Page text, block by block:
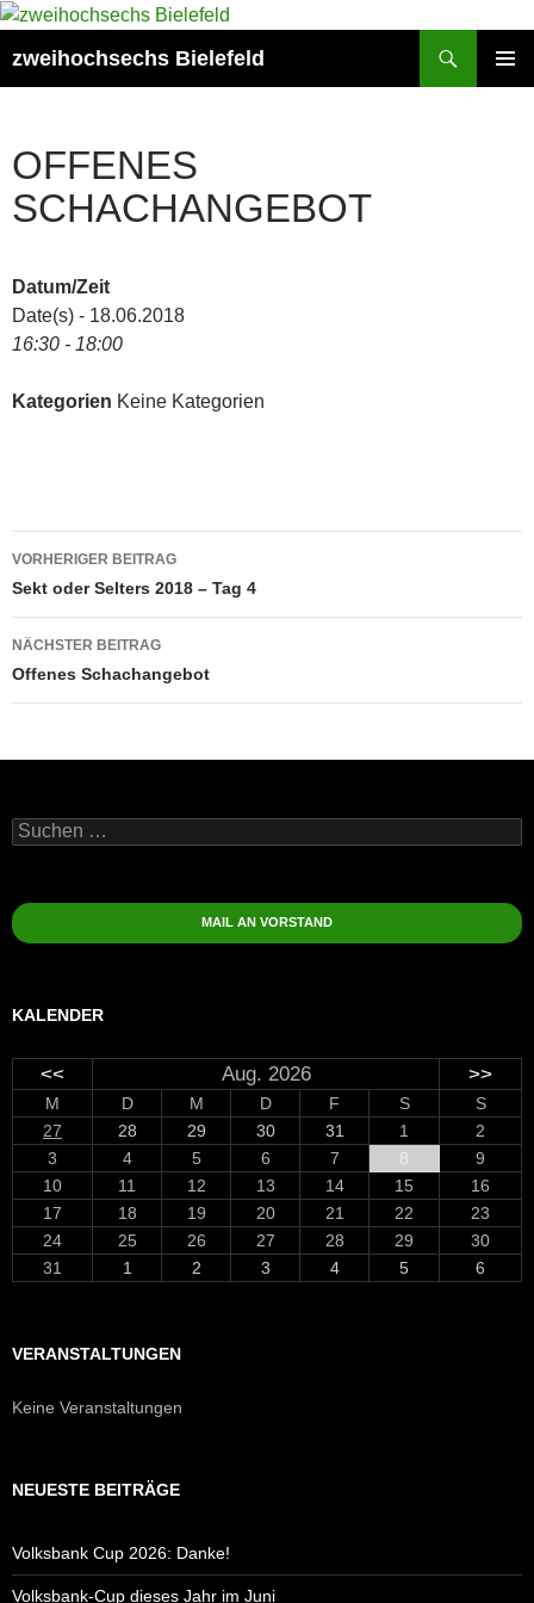
Zum
springen
zweihochsechs Bielefeld
OFFENES
SCHACHANGEBOT
Datum/Zeit
Date(s) - 18.06.2018
16:30 - 18:00
Kategorien Keine Kategorien
Beitragsnavigation
VORHERIGER BEITRAG
Sekt oder Selters 2018 – Tag 4
NÄCHSTER BEITRAG
Offenes Schachangebot
Suchen
nach:
MAIL AN VORSTAND
KALENDER
<< Aug. 2026 >>
M D M D F S
S
27
28 29 30 31 1
2
3
4 5 6 7 8
9
10
11 12 13 14 15
16
17
18 19 20 21 22
23
24
25 26 27 28 29
30
31
1 2 3 4 5 6
VERANSTALTUNGEN
Keine Veranstaltungen
NEUESTE BEITRÄGE
Volksbank Cup 2026: Danke!
Volksbank-Cup dieses Jahr im Juni